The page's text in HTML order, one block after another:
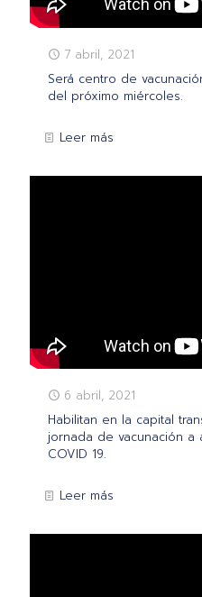
7 abril, 2021
Será centro de
del próximo miércoles.
Leer más
6 abril, 2021
Habilitan en la capital
jornada de vacunación a
COVID 19.
Leer más